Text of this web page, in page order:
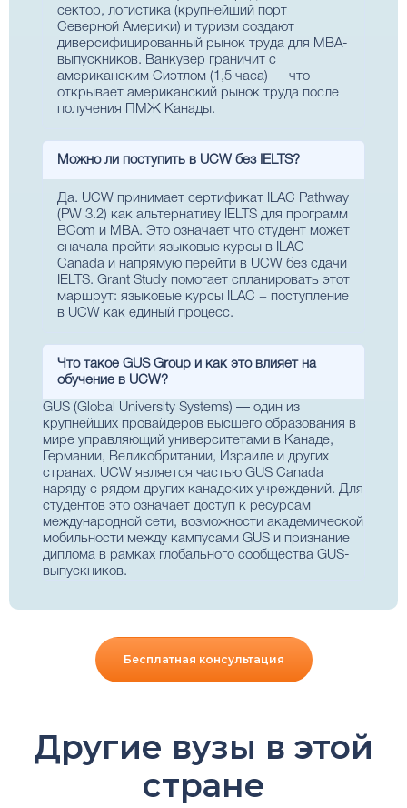
сектор, логистика (крупнейший порт
Северной Америки) и туризм создают
диверсифицированный рынок труда для MBA-
выпускников. Ванкувер граничит с
американским Сиэтлом (1,5 часа) — что
открывает американский рынок труда после
получения ПМЖ Канады.
Можно ли поступить в UCW без IELTS?
Да. UCW принимает сертификат ILAC Pathway
(PW 3.2) как альтернативу IELTS для программ
BCom и MBA. Это означает что студент может
сначала пройти языковые курсы в ILAC
Canada и напрямую перейти в UCW без сдачи
IELTS. Grant Study помогает спланировать этот
маршрут: языковые курсы ILAC + поступление
в UCW как единый процесс.
Что такое GUS Group и как это влияет на
обучение в UCW?
GUS (Global University Systems) — один из
крупнейших провайдеров высшего образования в
мире управляющий университетами в Канаде,
Германии, Великобритании, Израиле и других
странах. UCW является частью GUS Canada
наряду с рядом других канадских учреждений. Для
студентов это означает доступ к ресурсам
международной сети, возможности академической
мобильности между кампусами GUS и признание
диплома в рамках глобального сообщества GUS-
выпускников.
Бесплатная консультация
Другие вузы в этой
стране